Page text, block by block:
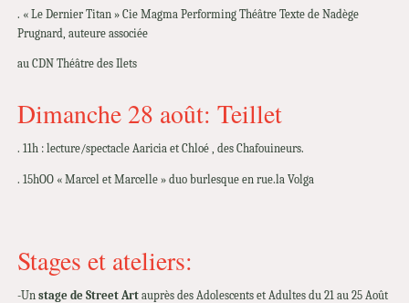
. « Le Dernier Titan » Cie Magma Performing Théâtre Texte de Nadège
Prugnard, auteure associée
au CDN Théâtre des Ilets
Dimanche 28 août: Teillet
. 11h : lecture/spectacle Aaricia et Chloé , des Chafouineurs.
. 15hOO « Marcel et Marcelle » duo burlesque en rue.la Volga
Stages et ateliers:
-Un stage de Street Artauprès des Adolescents et Adultes du 21 au 25 Août